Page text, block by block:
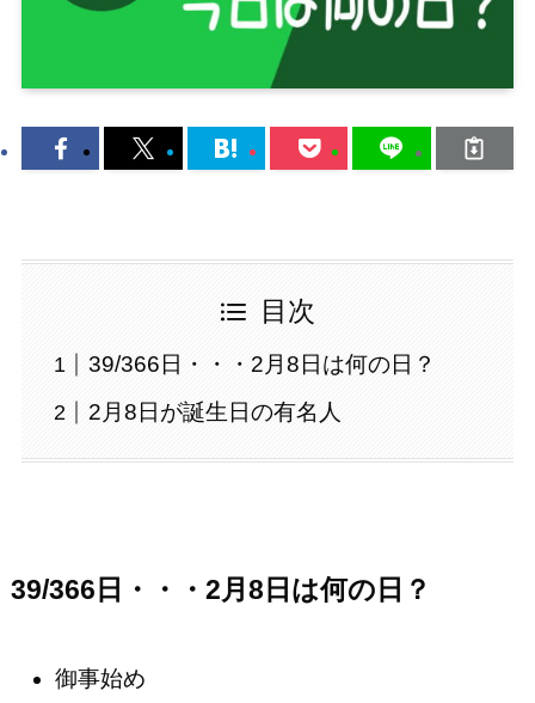
目次
39/366日・・・2月8日は何の日？
2月8日が誕生日の有名人
39/366日・・・2月8日は何の日？
御事始め